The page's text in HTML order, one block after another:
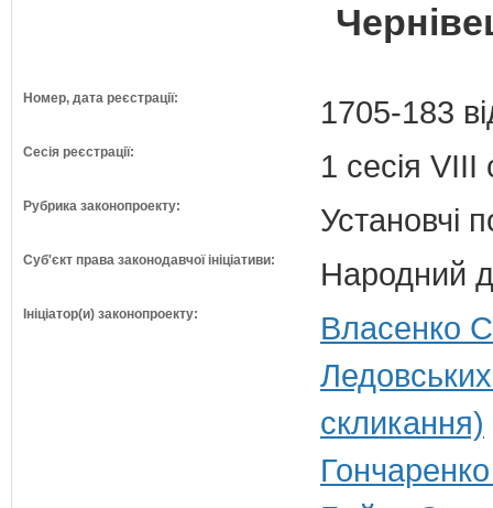
Номер, дата реєстрації: 1705-183
Сесія реєстрації: 1 сесія VIII
Рубрика законопроекту: Установчі
Суб'єкт права законодавчої ініціативи: Народний
Ініціатор(и) законопроекту:
Власенко
скликання)